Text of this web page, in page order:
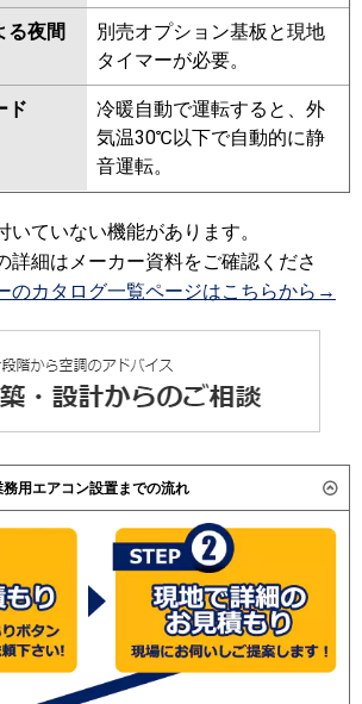
る夜間
別売オプション基板と現地
タイマーが必要。
ド
冷暖自動で運転すると、外
気温30℃以下で自動的に静
音運転。
いていない機能があります。
詳細はメーカー資料をご確認くださ
のカタログ一覧ページはこちらから→
務用エアコン設置までの流れ